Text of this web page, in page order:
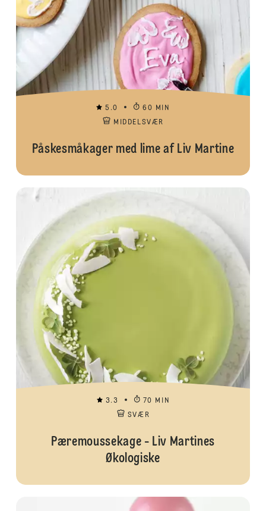
5.0
60 MIN
MIDDELSVÆR
Påskesmåkager med lime af Liv Martine
3.3
70 MIN
SVÆR
Pæremoussekage - Liv Martines
Økologiske